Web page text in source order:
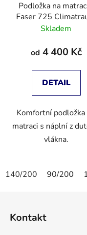
Podložka na
Faser 725
Topper
Skladem
od 4 400 Kč
DETAIL
Komfortní podložka
matraci s náplní z
vlákna.
140/200 90/200
Kontakt